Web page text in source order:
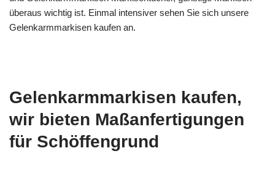
überaus wichtig ist. Einmal intensiver sehen Sie sich unsere
Gelenkarmmarkisen kaufen an.
Gelenkarmmarkisen kaufen,
wir bieten Maßanfertigungen
für Schöffengrund